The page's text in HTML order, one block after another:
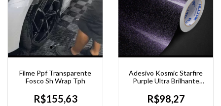
Filme Ppf Transparente
Fosco Sh Wrap Tph
R$155,63
Adesivo Kosmic Starfire
Purple Ultra Brilhante
R$98,27